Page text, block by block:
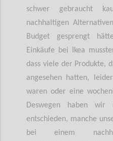
schwer gebraucht
nachhaltigen
Budget gesprengt
Einkäufe bei Ikea
dass viele der Produkte,
angesehen hatten,
waren oder eine
Deswegen haben wir
entschieden, manche
bei einem